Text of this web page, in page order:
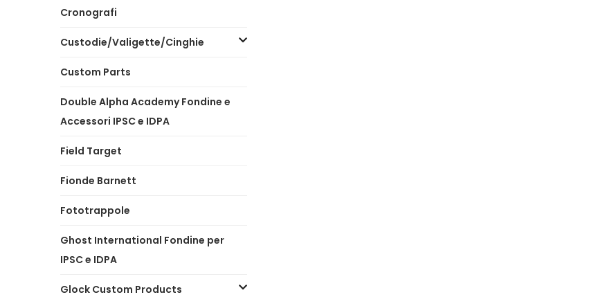
Cronografi
Custodie/Valigette/Cinghie
Custom Parts
Double Alpha Academy Fondine e
Accessori IPSC e IDPA
Field Target
Fionde Barnett
Fototrappole
Ghost International Fondine per
IPSC e IDPA
Glock Custom Products